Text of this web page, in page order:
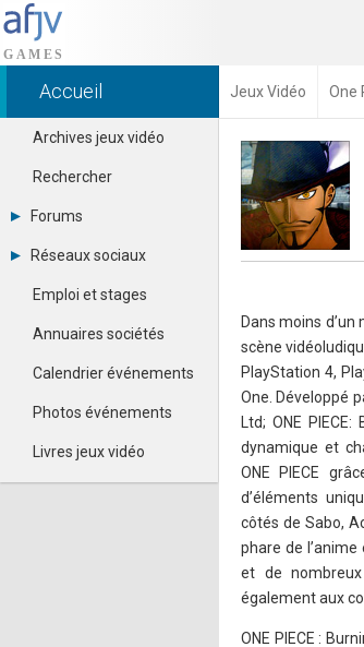
Accueil Jeux Vidéo One
Archives jeux vidéo
Rechercher
Forums
Tous les forums
Se connecter
Contacter un modérateur
Réseaux sociaux
Dailymotion
Facebook
Google+
Pinterest
Youtube
Emploi et stages
Annuaires sociétés
Calendrier événements
Photos événements
Livres jeux vidéo
Dans moins
scène
PlayStation 4,
One. Développé
Ltd; ONE
dynamique et
ONE PIECE
d’éléments
côtés de Sabo,
phare de
et de
également aux
ONE PIECE :